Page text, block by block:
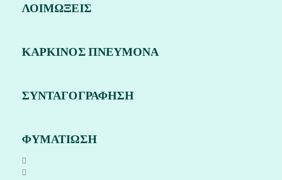
ΛΟΙΜΩΞΕΙΣ
ΚΑΡΚΙΝΟΣ ΠΝΕΥΜΟΝΑ
ΣΥΝΤΑΓΟΓΡΑΦΗΣΗ
ΦΥΜΑΤΙΩΣΗ